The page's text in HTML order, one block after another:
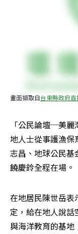
畫面擷取自台東縣政府直
「公民論壇─美
地人士從事護漁保
志昌、地球公民
饒慶鈴全程在場。
在地居民陳世岳表
定，給在地人說
與海洋教育的基